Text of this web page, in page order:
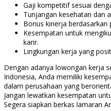
Gaji kompetitif sesuai
Tunjangan kesehatan dan
Bonus kinerja berdasarkan
Kesempatan untuk
karir.
Lingkungan kerja yang
Dengan adanya lowongan kerja
Indonesia, Anda memiliki
dalam perusahaan yang
Jangan lewatkan kesempatan
Segera siapkan berkas lamaran